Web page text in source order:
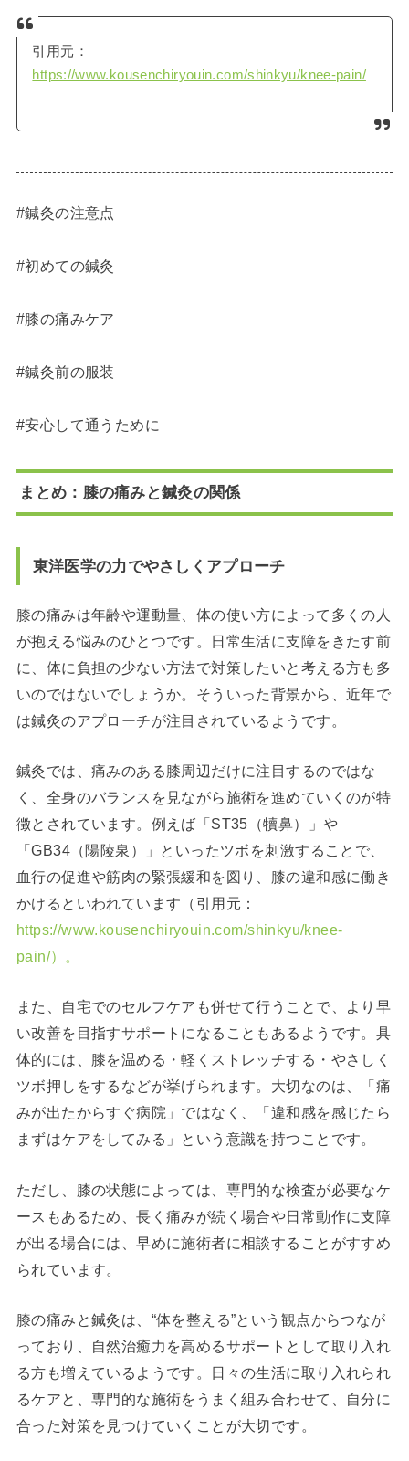
引用元：
https://www.kousenchiryouin.com/shinkyu/knee-pain/
#鍼灸の注意点
#初めての鍼灸
#膝の痛みケア
#鍼灸前の服装
#安心して通うために
まとめ：膝の痛みと鍼灸の関係
東洋医学の力でやさしくアプローチ
膝の痛みは年齢や運動量、体の使い方によって多くの人
が抱える悩みのひとつです。日常生活に支障をきたす前
に、体に負担の少ない方法で対策したいと考える方も多
いのではないでしょうか。そういった背景から、近年で
は鍼灸のアプローチが注目されているようです。
鍼灸では、痛みのある膝周辺だけに注目するのではな
く、全身のバランスを見ながら施術を進めていくのが特
徴とされています。例えば「ST35（犢鼻）」や
「GB34（陽陵泉）」といったツボを刺激することで、
血行の促進や筋肉の緊張緩和を図り、膝の違和感に働き
かけるといわれています（引用元：
https://www.kousenchiryouin.com/shinkyu/knee-
pain/）。
また、自宅でのセルフケアも併せて行うことで、より早
い改善を目指すサポートになることもあるようです。具
体的には、膝を温める・軽くストレッチする・やさしく
ツボ押しをするなどが挙げられます。大切なのは、「痛
みが出たからすぐ病院」ではなく、「違和感を感じたら
まずはケアをしてみる」という意識を持つことです。
ただし、膝の状態によっては、専門的な検査が必要なケ
ースもあるため、長く痛みが続く場合や日常動作に支障
が出る場合には、早めに施術者に相談することがすすめ
られています。
膝の痛みと鍼灸は、“体を整える”という観点からつなが
っており、自然治癒力を高めるサポートとして取り入れ
る方も増えているようです。日々の生活に取り入れられ
るケアと、専門的な施術をうまく組み合わせて、自分に
合った対策を見つけていくことが大切です。